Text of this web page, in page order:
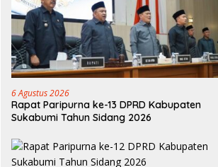
6 Agustus 2026
Rapat Paripurna ke-13 DPRD Kabupaten
Sukabumi Tahun Sidang 2026